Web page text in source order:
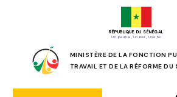
RÉPUBLIQUE DU SÉNÉGAL
Un peuple, Un but, Une foi
MINISTÈRE DE LA FONCTION
TRAVAIL ET DE LA RÉFORME DU